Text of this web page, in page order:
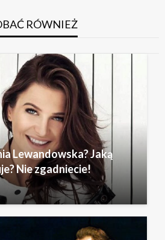
RÓWNIEŻ
Lewandowska? Jaką
Nie zgadniecie!